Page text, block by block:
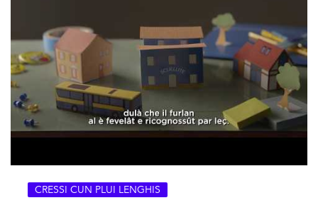
CRESSI CUN PLUI LENGHIS